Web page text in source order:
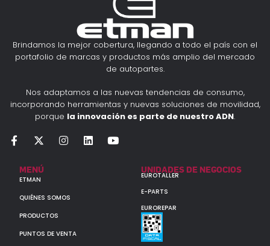
Brindamos la mejor cobertura, llegando a todo el país con el
portafolio de marcas y productos más amplio del mercado
de autopartes.
Nos adaptamos a las nuevas tendencias de consumo,
incorporando herramientas y nuevas soluciones de movilidad,
porque la innovación es parte de nuestro ADN.
MENÚ
ETMAN
QUIÉNES SOMOS
PRODUCTOS
PUNTOS DE VENTA
UNIDADES DE NEGOCIOS
EUROTALLER
E-PARTS
EUROREPAR